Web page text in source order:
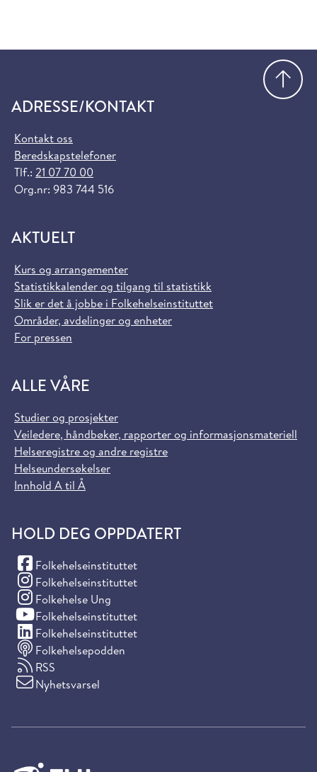
ADRESSE/KONTAKT
Kontakt oss
Beredskapstelefoner
Tlf.: 21 07 70 00
Org.nr: 983 744 516
AKTUELT
Kurs og arrangementer
Statistikkalender og tilgang til statistikk
Slik er det å jobbe i Folkehelseinstituttet
Områder, avdelinger og enheter
For pressen
ALLE VÅRE
Studier og prosjekter
Veiledere, håndbøker, rapporter og informasjonsmateriell
Helseregistre og andre registre
Helseundersøkelser
Innhold A til Å
HOLD DEG OPPDATERT
Folkehelseinstituttet
(Facebook)
Folkehelseinstituttet
(Instagram)
Folkehelse Ung
(Instagram)
Folkehelseinstituttet
(YouTube)
Folkehelseinstituttet
(LinkedIn)
Folkehelsepodden
RSS
Nyhetsvarsel